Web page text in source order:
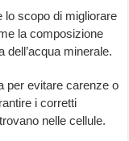
lo scopo di migliorare
la composizione
minerale.
per evitare carenze o
i corretti
nelle cellule.